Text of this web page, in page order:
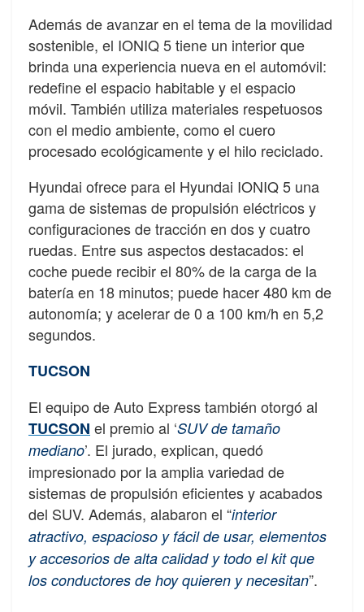
Además de avanzar en el tema de la movilidad
sostenible, el IONIQ 5 tiene un interior que
brinda una experiencia nueva en el automóvil:
redefine el espacio habitable y el espacio
móvil. También utiliza materiales respetuosos
con el medio ambiente, como el cuero
procesado ecológicamente y el hilo reciclado.
Hyundai ofrece para el Hyundai IONIQ 5 una
gama de sistemas de propulsión eléctricos y
configuraciones de tracción en dos y cuatro
ruedas. Entre sus aspectos destacados: el
coche puede recibir el 80% de la carga de la
batería en 18 minutos; puede hacer 480 km de
autonomía; y acelerar de 0 a 100 km/h en 5,2
segundos.
TUCSON
El equipo de Auto Express también otorgó al
TUCSON el premio al ‘SUV de tamaño
mediano’. El jurado, explican, quedó
impresionado por la amplia variedad de
sistemas de propulsión eficientes y acabados
del SUV. Además, alabaron el “interior
atractivo, espacioso y fácil de usar, elementos
y accesorios de alta calidad y todo el kit que
los conductores de hoy quieren y necesitan”.